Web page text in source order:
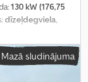
130 kW (176,75
dīzeļdegviela,
3, kopējais
, Ražošanas gads:
Mazā sludinājuma